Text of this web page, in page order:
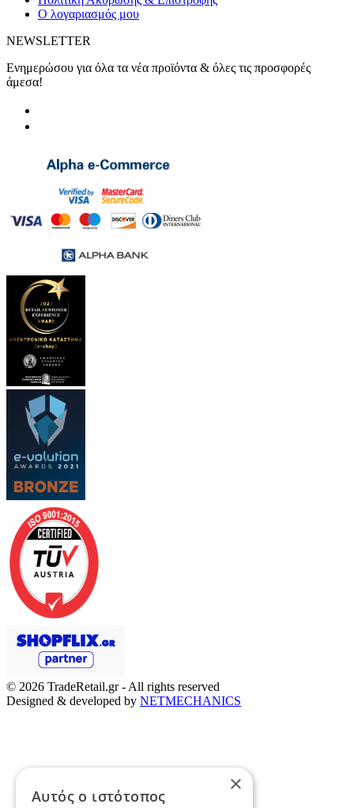
Ο λογαριασμός μου
NEWSLETTER
Ενημερώσου για όλα τα νέα προϊόντα & όλες τις προσφορές
άμεσα!
© 2026 TradeRetail.gr- All rights reserved
Designed & developed by NETMECHANICS
×
Αυτός ο ιστότοπος